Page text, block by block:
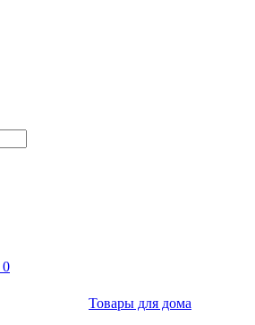
0
Товары для дома